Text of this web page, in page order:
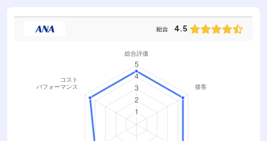
総合 4.5